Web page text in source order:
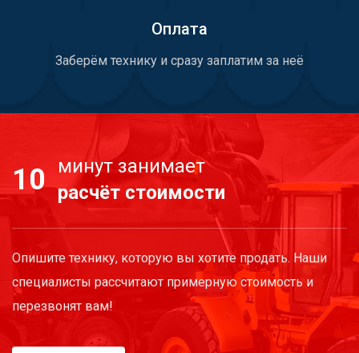
Оплата
Заберём технику и сразу заплатим за неё
10
минут занимает
расчёт стоимости
Опишите технику, которую вы хотите продать. Наши
специалисты рассчитают примерную стоимость и
перезвонят вам!